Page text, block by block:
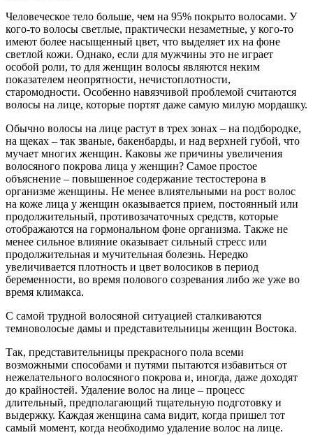
Человеческое тело больше, чем на 95% покрыто волосами. У
кого-то волосы светлые, практически незаметные, у кого-то
имеют более насыщенный цвет, что выделяет их на фоне
светлой кожи. Однако, если для мужчины это не играет
особой роли, то для женщин волосы являются неким
показателем неопрятности, нечистоплотности,
старомодности. Особенно навязчивой проблемой считаются
волосы на лице, которые портят даже самую милую мордашку.
Обычно волосы на лице растут в трех зонах – на подбородке,
на щеках – так званые, бакенбарды, и над верхней губой, что
мучает многих женщин. Каковы же причины увеличения
волосяного покрова лица у женщин? Самое простое
объяснение – повышенное содержание тестостерона в
организме женщины. Не менее влиятельными на рост волос
на коже лица у женщин оказывается прием, постоянный или
продолжительный, противозачаточных средств, которые
отображаются на гормональном фоне организма. Также не
менее сильное влияние оказывает сильный стресс или
продолжительная и мучительная болезнь. Нередко
увеличивается плотность и цвет волосиков в период
беременности, во время полового созревания либо же уже во
время климакса.
С самой трудной волосяной ситуацией сталкиваются
темноволосые дамы и представительницы женщин Востока.
Так, представительницы прекрасного пола всеми
возможными способами и путями пытаются избавиться от
нежелательного волосяного покрова и, иногда, даже доходят
до крайностей. Удаление волос на лице – процесс
длительный, предполагающий тщательную подготовку и
выдержку. Каждая женщина сама видит, когда пришел тот
самый момент, когда необходимо удаление волос на лице.